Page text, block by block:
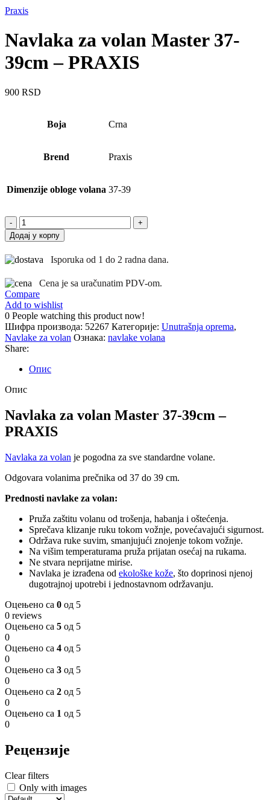
Praxis
Navlaka za volan Master 37-
39cm – PRAXIS
900 RSD
Boja Crna
Brend Praxis
Dimenzije obloge volana 37-39
Navlaka
za
volan
37-
–
PRAXIS
количина
Додај у корпу
Isporuka od 1 do 2 radna dana.
Cena je sa uračunatim PDV-om.
Compare
Add to wishlist
0 People watching this product now!
Шифра производа: 52267 Категорије: Unutrašnja oprema,
Navlake za volan Ознака: navlake volana
Share:
Опис
Опис
Navlaka za volan Master 37-39cm –
PRAXIS
Navlaka za volan je pogodna za sve standardne volane.
Odgovara volanima prečnika od 37 do 39 cm.
Prednosti navlake za volan:
Pruža zaštitu volanu od trošenja, habanja i oštećenja.
Sprečava klizanje ruku tokom vožnje, povećavajući sigurnost.
Održava ruke suvim, smanjujući znojenje tokom vožnje.
Na višim temperaturama pruža prijatan osećaj na rukama.
Ne stvara neprijatne mirise.
Navlaka je izrađena od ekološke kože, što doprinosi njenoj
dugotrajnoj upotrebi i jednostavnom održavanju.
Оцењено са 0 од 5
0 reviews
Оцењено са 5 од 5
0
Оцењено са 4 од 5
0
Оцењено са 3 од 5
0
Оцењено са 2 од 5
0
Оцењено са 1 од 5
0
Рецензије
Clear filters
Only with images